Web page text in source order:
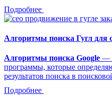
Подробнее
Алгоритмы поиска Гугл для
Алгоритмы поиска Google —
программы, которые
результатов поиска в
Подробнее